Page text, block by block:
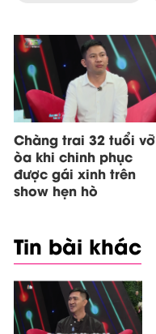
Chàng trai 32 tuổi vỡ
òa khi chinh phục
được gái xinh trên
show hẹn hò
Tin bài khác